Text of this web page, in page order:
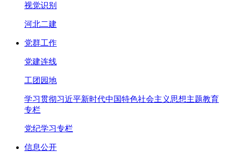
视觉识别
河北二建
党群工作
党建连线
工团园地
学习贯彻习近平新时代中国特色社会主义思想主题教育
专栏
党纪学习专栏
信息公开